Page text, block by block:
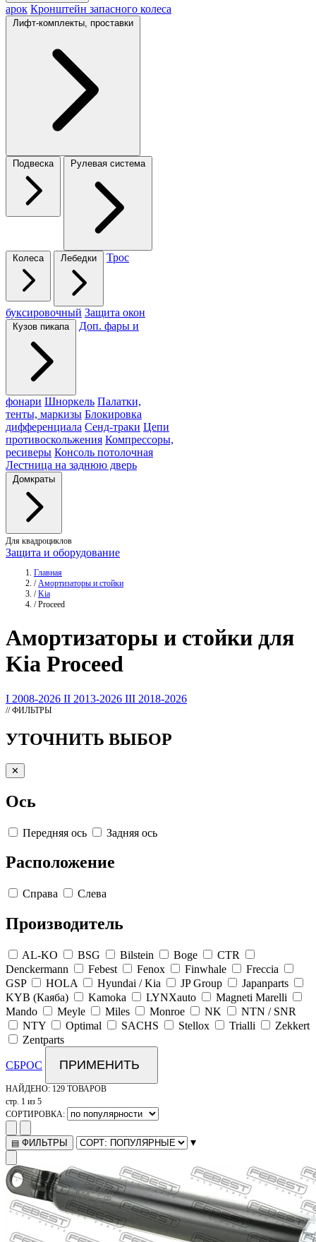
арок Кронштейн запасного колеса
Лифт-комплекты, проставки
Подвеска Рулевая система
Колеса Лебедки Трос
буксировочный Защита окон
Кузов пикапа Доп. фары и
фонари Шноркель Палатки,
тенты, маркизы Блокировка
дифференциала Сенд-траки Цепи
противоскольжения Компрессоры,
ресиверы Консоль потолочная
Лестница на заднюю дверь
Домкраты
Для квадроциклов
Защита и оборудование
Главная
/ Амортизаторы и стойки
/ Kia
/ Proceed
Амортизаторы и стойки для
Kia Proceed
I 2008-2026 II 2013-2026 III 2018-2026
// ФИЛЬТРЫ
УТОЧНИТЬ ВЫБОР
✕
Ось
Передняя ось Задняя ось
Расположение
Справа Слева
Производитель
AL-KO BSG Bilstein Boge
CTR
Denckermann
Febest Fenox Finwhale
Freccia
GSP
HOLA Hyundai / Kia JP Group
Japanparts
KYB (Каяба)
Kamoka LYNXauto
Magneti Marelli
Mando
Meyle Miles Monroe NK
NTN / SNR
NTY
Optimal SACHS Stellox Trialli
Zekkert
Zentparts
СБРОС ПРИМЕНИТЬ
НАЙДЕНО: 129 ТОВАРОВ
стр. 1 из 5
СОРТИРОВКА:
▤ ФИЛЬТРЫ ▾